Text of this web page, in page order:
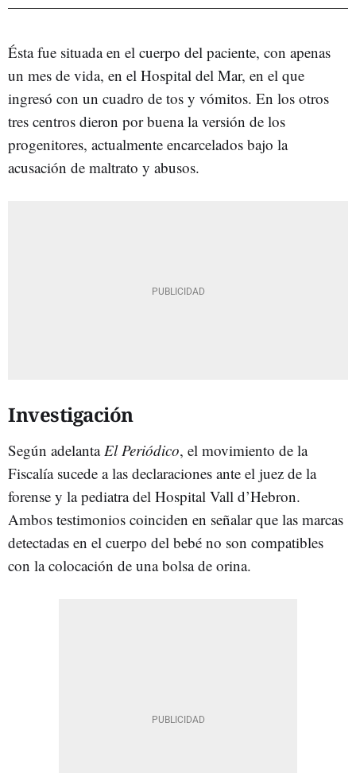
Ésta fue situada en el cuerpo del paciente, con apenas
un mes de vida, en el Hospital del Mar, en el que
ingresó con un cuadro de tos y vómitos. En los otros
tres centros dieron por buena la versión de los
progenitores, actualmente encarcelados bajo la
acusación de maltrato y abusos.
Investigación
Según adelanta El Periódico, el movimiento de la
Fiscalía sucede a las declaraciones ante el juez de la
forense y la pediatra del Hospital Vall d’Hebron.
Ambos testimonios coinciden en señalar que las marcas
detectadas en el cuerpo del bebé no son compatibles
con la colocación de una bolsa de orina.